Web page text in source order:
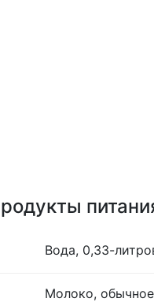
Вода, 0,33-
Молоко,